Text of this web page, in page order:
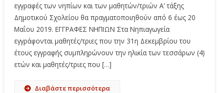
εγγραφές των νηπίων και των μαθητών/τριών Α’ τάξης
Δημοτικού Σχολείου θα πραγματοποιηθούν από 6 έως 20
Μαΐου 2019. ΕΓΓΡΑΦΕΣ ΝΗΠΙΩΝ Στα Νηπιαγωγεία
εγγράφονται μαθητές/τριες που την 31η Δεκεμβρίου του
έτους εγγραφής συμπληρώνουν την ηλικία των τεσσάρων (4)
ετών και μαθητές/τριες που […]
Διαβάστε περισσότερα